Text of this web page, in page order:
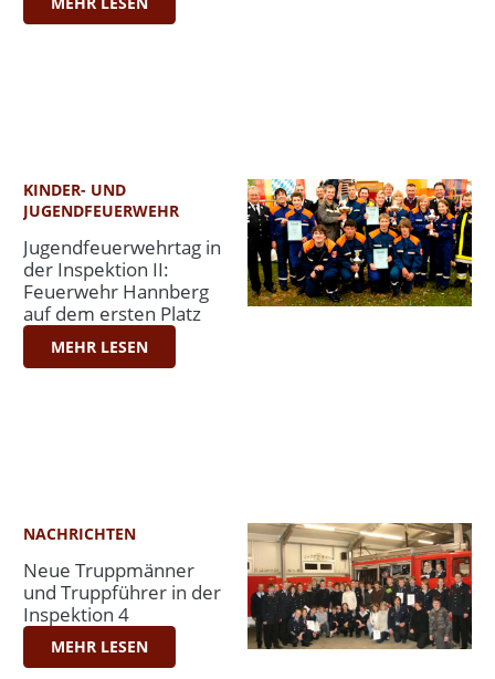
KINDER- UND
JUGENDFEUERWEHR
Jugendfeuerwehrtag in
der Inspektion II:
Feuerwehr Hannberg
auf dem ersten Platz
MEHR LESEN
NACHRICHTEN
Neue Truppmänner
und Truppführer in der
Inspektion 4
MEHR LESEN